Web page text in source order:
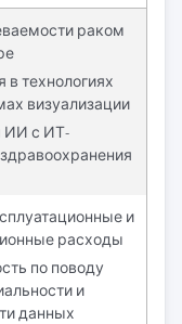
раком
технологиях
визуализации
ИИ с ИТ-
и
расходы
по поводу
и
данных